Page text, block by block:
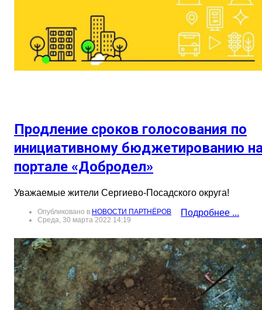
Продление сроков голосования по
инициативному бюджетированию
портале «Добродел»
Уважаемые жители Сергиево-Посадского округа!
Опубликовано в НОВОСТИ ПАРТНЁРОВ
Среда, 30 марта 2022 14:19
Подробнее ...